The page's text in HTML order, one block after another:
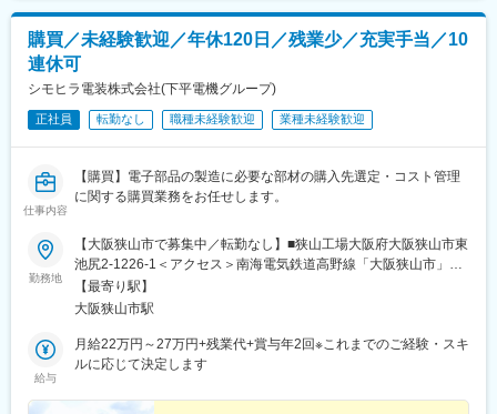
購買／未経験歓迎／年休120日／残業少／充実手当／10
連休可
シモヒラ電装株式会社(下平電機グループ)
正社員 転勤なし 職種未経験歓迎 業種未経験歓迎
仕事内容
【購買】電子部品の製造に必要な部材の購入先選定・コスト管理
に関する購買業務をお任せします。
勤務地
【大阪狭山市で募集中／転勤なし】■狭山工場大阪府大阪狭山市東
池尻2-1226-1＜アクセス＞南海電気鉄道高野線「大阪狭山市」駅
より徒歩9分※受動喫煙対策：屋内全面禁煙
【最寄り駅】
大阪狭山市駅
給与
月給22万円～27万円+残業代+賞与年2回※これまでのご経験・スキ
ルに応じて決定します